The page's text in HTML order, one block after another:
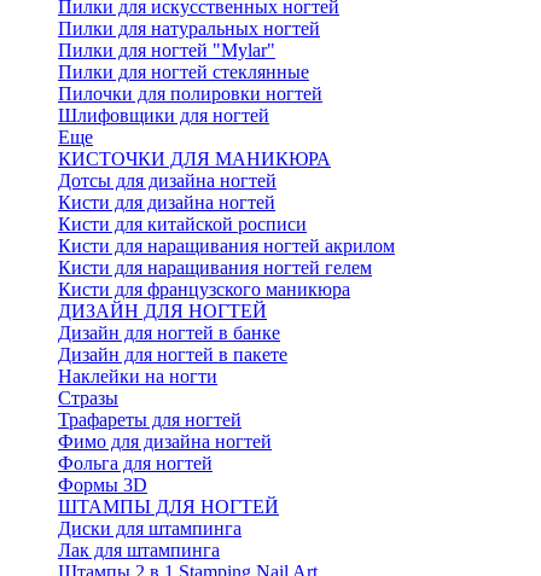
Пилки для искусственных ногтей
Пилки для натуральных ногтей
Пилки для ногтей "Mylar"
Пилки для ногтей стеклянные
Пилочки для полировки ногтей
Шлифовщики для ногтей
Еще
КИСТОЧКИ ДЛЯ МАНИКЮРА
Дотсы для дизайна ногтей
Кисти для дизайна ногтей
Кисти для китайской росписи
Кисти для наращивания ногтей акрилом
Кисти для наращивания ногтей гелем
Кисти для французского маникюра
ДИЗАЙН ДЛЯ НОГТЕЙ
Дизайн для ногтей в банке
Дизайн для ногтей в пакете
Наклейки на ногти
Стразы
Трафареты для ногтей
Фимо для дизайна ногтей
Фольга для ногтей
Формы 3D
ШТАМПЫ ДЛЯ НОГТЕЙ
Диски для штампинга
Лак для штампинга
Штампы 2 в 1 Stamping Nail Art